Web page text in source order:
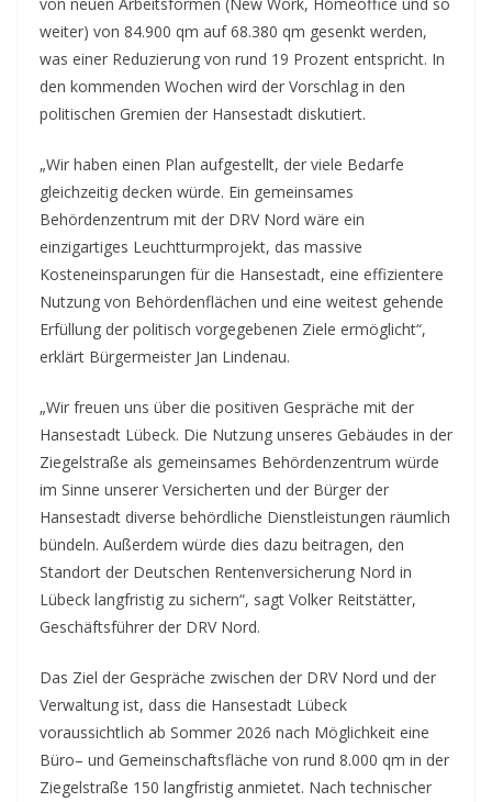
weiter) von 84.900 qm auf 68.380 qm gesenkt werden,
was einer Reduzierung von rund 19 Prozent entspricht. In
den kommenden Wochen wird der Vorschlag in den
politischen Gremien der Hansestadt diskutiert.
„Wir haben einen Plan aufgestellt, der viele Bedarfe
gleichzeitig decken würde. Ein gemeinsames
Behördenzentrum mit der DRV Nord wäre ein
einzigartiges Leuchtturmprojekt, das massive
Kosteneinsparungen für die Hansestadt, eine effizientere
Nutzung von Behördenflächen und eine weitest gehende
Erfüllung der politisch vorgegebenen Ziele ermöglicht“,
erklärt Bürgermeister Jan Lindenau.
„Wir freuen uns über die positiven Gespräche mit der
Hansestadt Lübeck. Die Nutzung unseres Gebäudes in der
Ziegelstraße als gemeinsames Behördenzentrum würde
im Sinne unserer Versicherten und der Bürger der
Hansestadt diverse behördliche Dienstleistungen räumlich
bündeln. Außerdem würde dies dazu beitragen, den
Standort der Deutschen Rentenversicherung Nord in
Lübeck langfristig zu sichern“, sagt Volker Reitstätter,
Geschäftsführer der DRV Nord.
Das Ziel der Gespräche zwischen der DRV Nord und der
Verwaltung ist, dass die Hansestadt Lübeck
voraussichtlich ab Sommer 2026 nach Möglichkeit eine
Büro– und Gemeinschaftsfläche von rund 8.000 qm in der
Ziegelstraße 150 langfristig anmietet. Nach technischer